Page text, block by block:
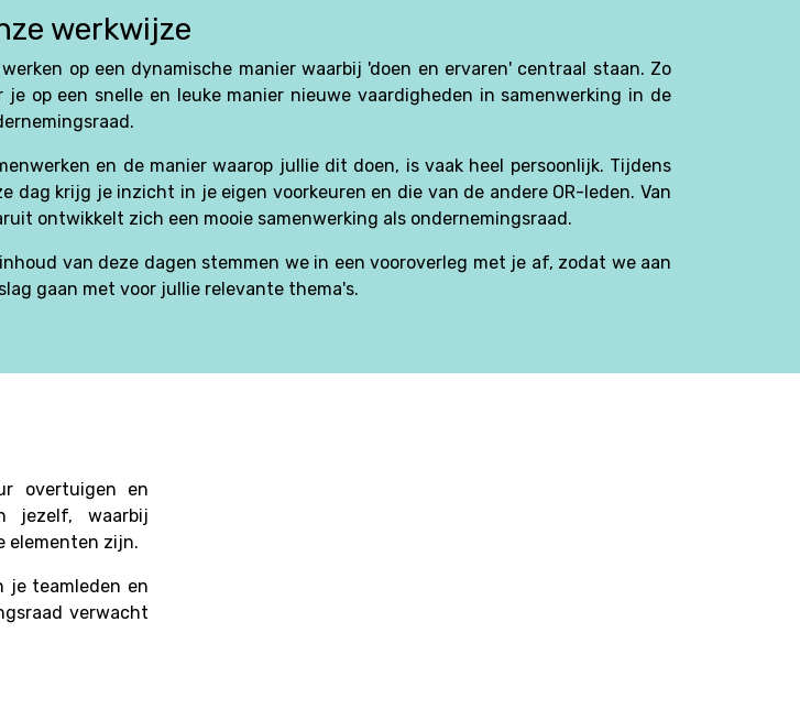
werkwijze
werken op een dynamische manier waarbij 'doen en ervaren' centraal staan. Zo
je op een snelle en leuke manier nieuwe vaardigheden in samenwerking in de
en de manier waarop jullie dit doen, is vaak heel persoonlijk. Tijdens
dag krijg je inzicht in je eigen voorkeuren en die van de andere OR-leden. Van
ontwikkelt zich een mooie samenwerking als ondernemingsraad.
van deze dagen stemmen we in een vooroverleg met je af, zodat we aan
gaan met voor jullie relevante thema's.
overtuigen en
jezelf, waarbij
elementen zijn.
je teamleden en
verwacht